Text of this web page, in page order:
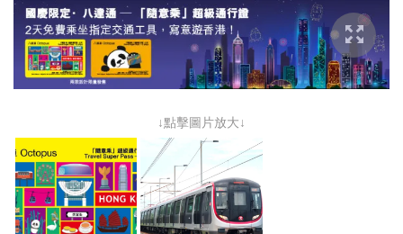
↓點擊圖片放大↓